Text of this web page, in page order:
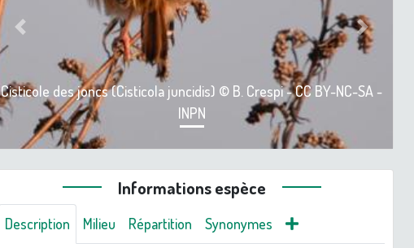
Cisticole des joncs (Cisticola juncidis) © B. Crespi - CC BY-NC-SA -
INPN
Previous Next
Informations espèce
Description Milieu Répartition Synonymes